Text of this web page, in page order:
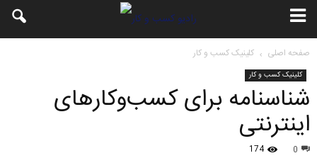
صفحه اصلی کلینیک کسب و کار
کلینیک کسب و کار
شناسنامه‌ برای کسب‌وکارهای
اینترنتی
0
174